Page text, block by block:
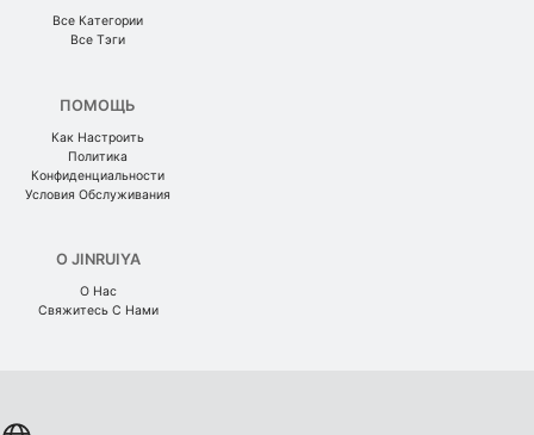
Все Категории
Все Тэги
ПОМОЩЬ
Как Настроить
Политика
Конфиденциальности
Условия Обслуживания
О JINRUIYA
О Нас
Свяжитесь С Нами